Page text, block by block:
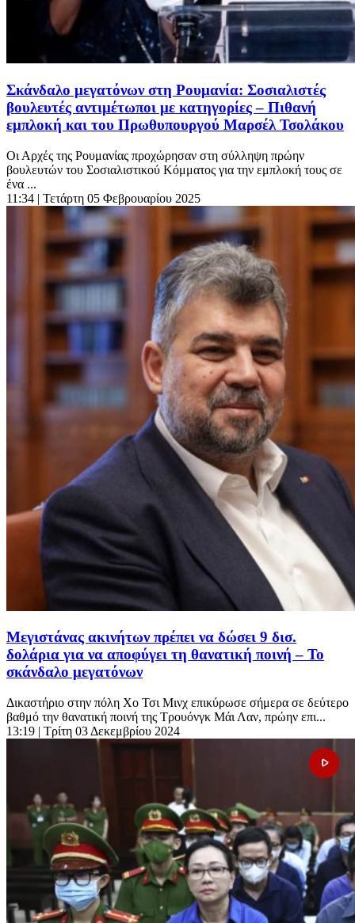
Σκάνδαλο μεγατόνων στη Ρουμανία: Σοσιαλιστές
βουλευτές αντιμέτωποι με κατηγορίες – Πιθανή
εμπλοκή και του Πρωθυπουργού Μαρσέλ Τσολάκου
Οι Αρχές της Ρουμανίας προχώρησαν στη σύλληψη πρώην
βουλευτών του Σοσιαλιστικού Κόμματος για την εμπλοκή τους σε
ένα ...
11:34 | Τετάρτη 05 Φεβρουαρίου 2025
Μεγιστάνας ακινήτων πρέπει να δώσει 9 δισ.
δολάρια για να αποφύγει τη θανατική ποινή – Το
σκάνδαλο μεγατόνων
Δικαστήριο στην πόλη Χο Τσι Μινχ επικύρωσε σήμερα σε δεύτερο
βαθμό την θανατική ποινή της Τρουόνγκ Μάι Λαν, πρώην επι...
13:19 | Τρίτη 03 Δεκεμβρίου 2024